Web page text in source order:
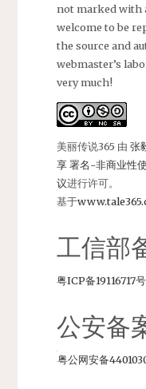
not marked with
welcome to be
the source and
webmaster’s
very much!
美丽传说365 由 张
享 署名-非商业性
议进行许可。
基于
工信部
粤ICP备19116717
公安备
粤公网安备